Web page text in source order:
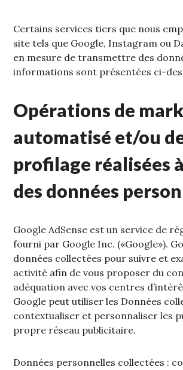
Certains services tiers que nous
site tels que Google, Instagram ou
en mesure de transmettre des
informations sont présentées ci-
Opérations de
automatisé et/ou
profilage réalisées
des données
Google AdSense est un service de
fourni par Google Inc. («Google»).
données collectées pour suivre et
activité afin de vous proposer du
adéquation avec vos centres
Google peut utiliser les Données
contextualiser et personnaliser les
propre réseau publicitaire.
Données personnelles collectées :